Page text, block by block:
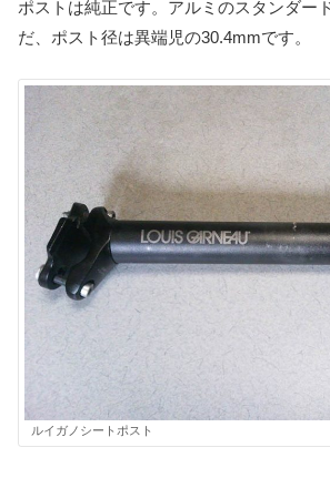
ポストは純正です。アルミのスタンダー
だ、ポスト径は異端児の30.4mmです。
ルイガノシートポスト